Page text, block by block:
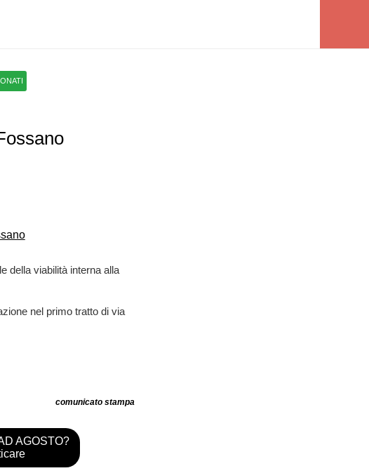
della viabilità interna alla
nel primo tratto di via
comunicato stampa
AGOSTO?